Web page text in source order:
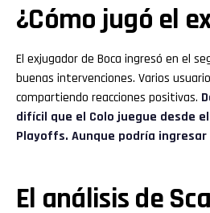
¿Cómo jugó el
El exjugador de Boca ingresó en el
buenas intervenciones. Varios
compartiendo reacciones positivas.
difícil que el Colo juegue desde
Playoffs. Aunque podría
El análisis de